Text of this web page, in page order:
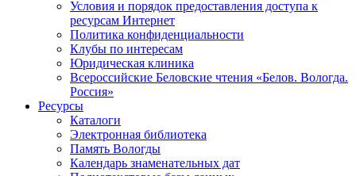
Условия и порядок предоставления доступа к
ресурсам Интернет
Политика конфиденциальности
Клубы по интересам
Юридическая клиника
Всероссийские Беловские чтения «Белов. Вологда.
Россия»
Ресурсы
Каталоги
Электронная библиотека
Память Вологды
Календарь знаменательных дат